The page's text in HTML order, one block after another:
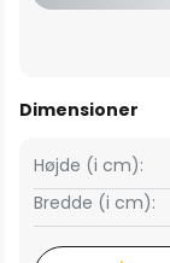
Dimensioner
Bredde (i cm):
Højde (i cm):